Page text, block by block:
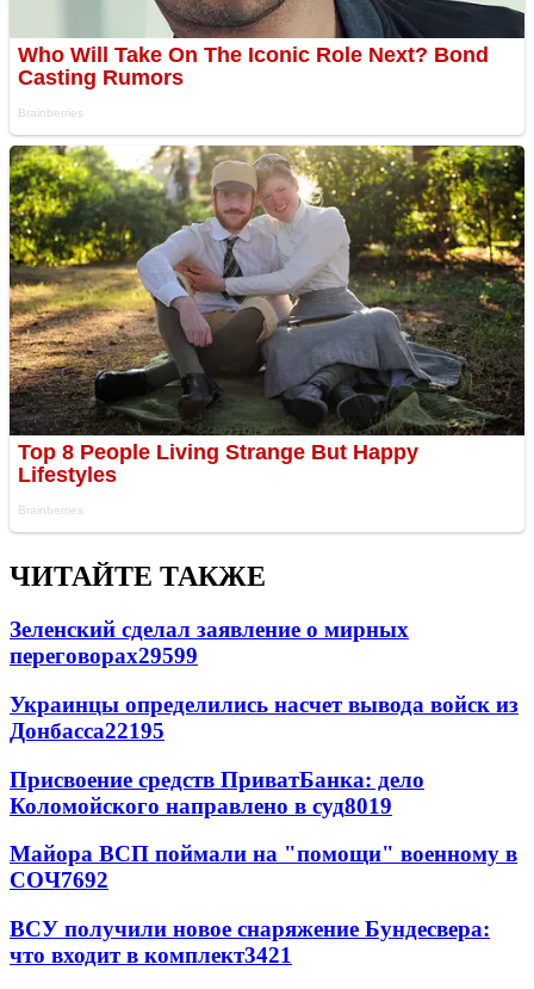
ЧИТАЙТЕ ТАКЖЕ
Зеленский сделал заявление о мирных
переговорах29599
Украинцы определились насчет вывода войск из
Донбасса22195
Присвоение средств ПриватБанка: дело
Коломойского направлено в суд8019
Майора ВСП поймали на "помощи" военному в
СОЧ7692
ВСУ получили новое снаряжение Бундесвера:
что входит в комплект3421